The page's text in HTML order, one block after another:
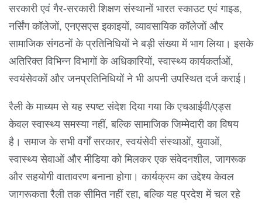
सरकारी एवं गैर-सरकारी शिक्षण संस्थानों भारत स्काउट एवं गाइड,
नर्सिंग कॉलेजों, एनएसएस इकाइयों, व्यावसायिक कॉलेजों और
सामाजिक संगठनों के प्रतिनिधियों ने बड़ी संख्या में भाग लिया। इसके
अतिरिक्त विभिन्न विभागों के अधिकारियों, स्वास्थ्य कार्यकर्ताओं,
स्वयंसेवकों और जनप्रतिनिधियों ने भी अपनी उपस्थित दर्ज कराई।
रैली के माध्यम से यह स्पष्ट संदेश दिया गया कि एचआईवी/एड्स
केवल स्वास्थ्य समस्या नहीं, बल्कि सामाजिक जिम्मेदारी का विषय
है। समाज के सभी वर्गों सरकार, स्वयंसेवी संस्थाओं, युवाओं,
स्वास्थ्य सेवाओं और मीडिया को मिलकर एक संवेदनशील, जागरूक
और सहयोगी वातावरण बनाना होगा। कार्यक्रम का उद्देश्य केवल
जागरूकता रैली तक सीमित नहीं रहा, बल्कि यह प्रदेश में चल रहे